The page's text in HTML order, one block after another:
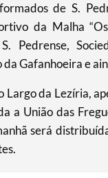
de S.
da Malha
Pedrense,
Gafanhoeira e
da Lezíria,
a União das
será